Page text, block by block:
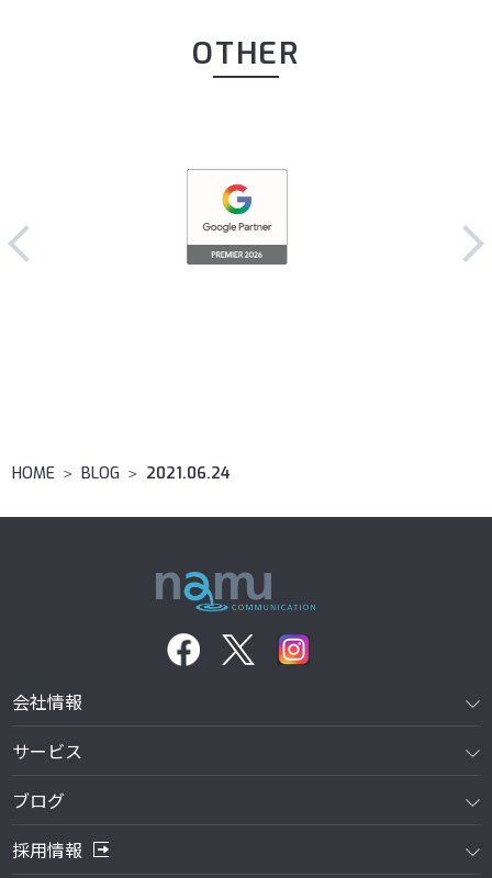
OTHER
HOME ＞ BLOG ＞ 2021.06.24
会社情報
サービス
ブログ
採用情報